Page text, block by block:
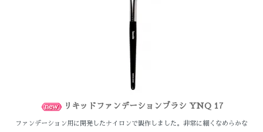
リキッドファンデーションブラシ YNQ 17
ファンデーション用に開発したナイロンで製作しました。非常に細くなめらかな